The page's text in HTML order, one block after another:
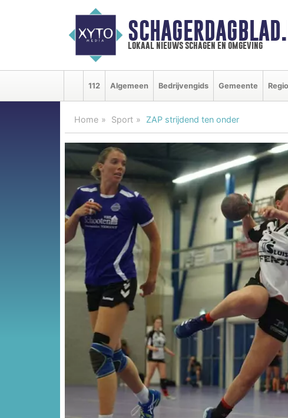
lokaal nieuws schagen en omgeving
112 Algemeen Bedrijvengids Gemeente
Home Sport ZAP strijdend ten onder